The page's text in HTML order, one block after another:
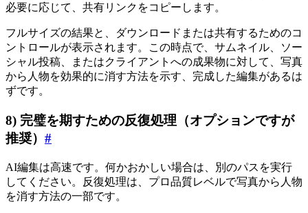
必要に応じて、共有リンクをコピーします。
フルサイズの結果と、ダウンロードまたは共有するためのコ
ントロールが表示されます。この時点で、サムネイル、ソー
シャル投稿、またはクライアントへの成果物に対して、写真
から人物を効果的に消す方法を示す、完成した編集があるは
ずです。
8) 完璧を期すための反復処理（オプションですが
推奨） #
AI編集は高速です。何かおかしい場合は、別のパスを実行
してください。反復処理は、プロ品質レベルで写真から人物
を消す方法の一部です。